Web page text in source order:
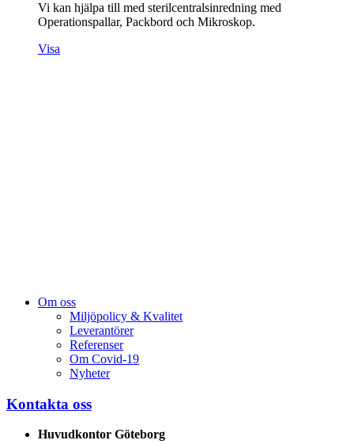
Vi kan hjälpa till med sterilcentralsinredning med
Operationspallar, Packbord och Mikroskop.
Visa
Om oss
Miljöpolicy & Kvalitet
Leverantörer
Referenser
Om Covid-19
Nyheter
Kontakta oss
Huvudkontor Göteborg